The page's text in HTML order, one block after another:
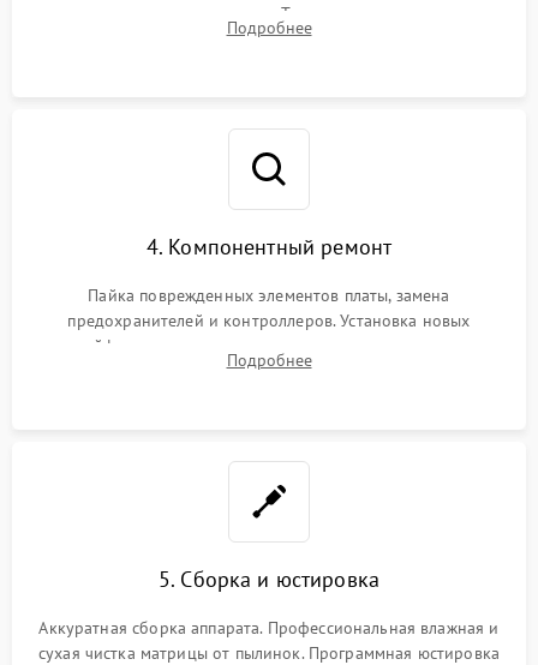
питания и картоприемника. Тестирование механизма
затвора и блока внутрикамерной стабилизации.
Подробнее
4. Компонентный ремонт
Пайка поврежденных элементов платы, замена
предохранителей и контроллеров. Установка новых
шлейфов, дисплея, механизма затвора или двигателя
автофокуса. Восстановление геометрии тубуса объектива
Подробнее
5. Сборка и юстировка
Аккуратная сборка аппарата. Профессиональная влажная и
сухая чистка матрицы от пылинок. Программная юстировка